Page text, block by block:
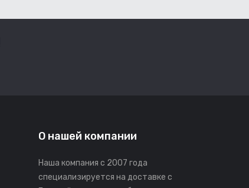
О нашей компании
Наша компания с 2007 года
специализируется на доставке с